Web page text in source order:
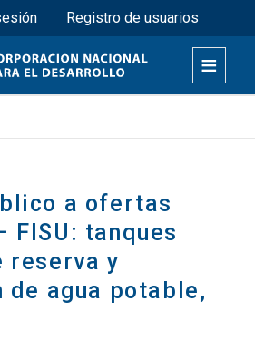
Pasar
al
contenido
principal
superiorRegistro de usuarios
a ofertas
FISU: tanques
reserva y
agua potable,